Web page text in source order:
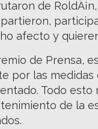
de
afecto y
de Prensa,
por las medidas
Todo
de la